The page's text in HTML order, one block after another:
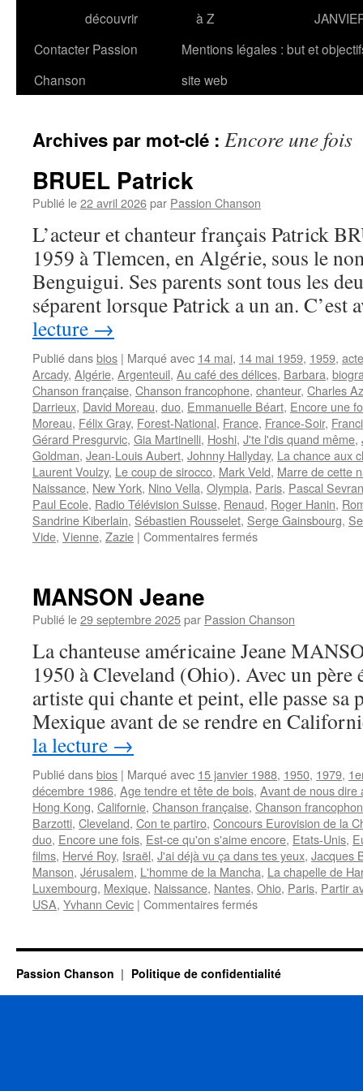
découvrir
à Z
Contacter Passion
Chanson
Mentions légales : but et
site web
Archives par mot-clé : Encore une fois
BRUEL Patrick
Publié le22 avril 2026par Passion Chanson
L’acteur et chanteur français Patrick
1959 à Tlemcen, en Algérie, sous le
Benguigui. Ses parents sont tous les
séparent lorsque Patrick a un an.
lecture →
Publié dansbios | Marqué avec 14 mai, 14 mai 1959, 1959,
Arcady, Algérie, Argenteuil, Au café des délices, Barbara,
Chanson française, Chanson francophone, chanteur, Charles
Darrieux, David Moreau, duo, Emmanuelle Béart, Encore une
Moreau, Félix Gray, Forest-National, France, France-Soir,
Gérard Presgurvic, Gia Martinelli, Hoshi, J'te l'dis quand même,
Goldman, Jean-Louis Aubert, Johnny Hallyday, La chance aux
Laurent Voulzy, Le coup de sirocco, Mark Veld, Marre de cette
Naissance, New York, Nino Vella, Olympia, Paris, Pascal Sevran
Paul Ecole, Radio Télévision Suisse, Renaud, Roger Hanin,
Sandrine Kiberlain, Sébastien Rousselet, Serge Gainsbourg,
Vide, Vienne, Zazie | Commentaires ferméssur
MANSON Jeane
Publié le29 septembre 2025par Passion Chanson
La chanteuse américaine Jeane
1950 à Cleveland (Ohio). Avec un père
artiste qui chante et peint, elle passe sa
Mexique avant de se rendre en
la lecture →
Publié dansbios | Marqué avec 15 janvier 1988, 1950, 1979,
décembre 1986, Age tendre et tête de bois, Avant de nous dire
Hong Kong, Californie, Chanson française, Chanson
Barzotti, Cleveland, Con te partiro, Concours Eurovision de la
duo, Encore une fois, Est-ce qu'on s'aime encore, Etats-Unis,
films, Hervé Roy, Israël, J'ai déjà vu ça dans tes yeux, Jacques
Manson, Jérusalem, L'homme de la Mancha, La chapelle de
Luxembourg, Mexique, Naissance, Nantes, Ohio, Paris, Partir
USA, Yvhann Cevic | Commentaires ferméssur
Passion Chanson Politique de confidentialité